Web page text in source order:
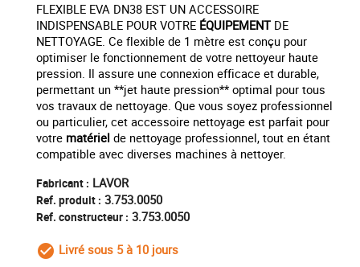
FLEXIBLE EVA DN38 EST UN ACCESSOIRE
INDISPENSABLE POUR VOTRE ÉQUIPEMENT DE
NETTOYAGE. Ce flexible de 1 mètre est conçu pour
optimiser le fonctionnement de votre nettoyeur haute
pression. Il assure une connexion efficace et durable,
permettant un **jet haute pression** optimal pour tous
vos travaux de nettoyage. Que vous soyez professionnel
ou particulier, cet accessoire nettoyage est parfait pour
votre matériel de nettoyage professionnel, tout en étant
compatible avec diverses machines à nettoyer.
Fabricant : LAVOR
Ref. produit : 3.753.0050
Ref. constructeur : 3.753.0050
check_circle_outline
Livré sous 5 à 10 jours